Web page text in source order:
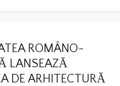
ROMÂNO-
LANSEAZĂ
DE ARHITECTURĂ